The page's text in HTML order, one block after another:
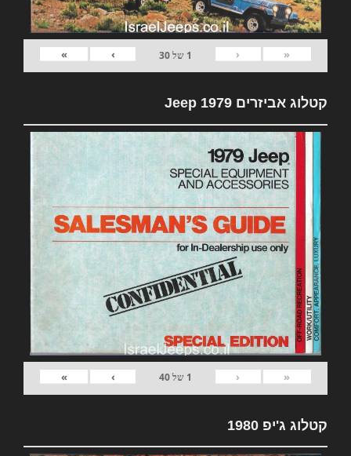
«
‹
1 של30
›
»
קטלוג אביזרים 1979 Jeep
«
‹
1 של40
›
»
קטלוג ג'יפ 1980